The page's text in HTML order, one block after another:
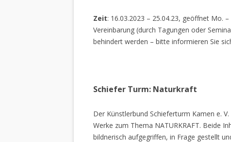
Zeit: 16.03.2023 – 25.04.23, geöffnet Mo.
Vereinbarung (durch Tagungen oder
behindert werden – bitte informieren Sie
Schiefer Turm: Naturkraft
Der Künstlerbund Schieferturm Kamen e.
Werke zum Thema NATURKRAFT. Beide
bildnerisch aufgegriffen, in Frage gestellt